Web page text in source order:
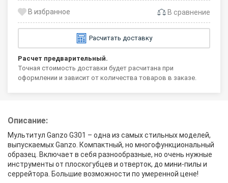
В сравнение
Расчитать доставку
Расчет предварительный.
Точная стоимость доставки будет расчитана при
оформлении и зависит от количества товаров в заказе.
Описание:
Мультитул Ganzo G301 – одна из самых стильных моделей,
выпускаемых Ganzo. Компактный, но многофункциональный
образец. Включает в себя разнообразные, но очень нужные
инструменты от плоскогубцев и отверток, до мини-пилы и
серрейтора. Большие возможности по умеренной цене!